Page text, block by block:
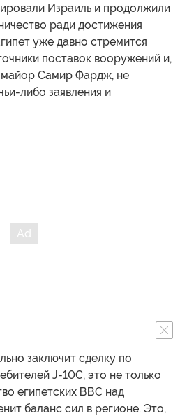
Израиль и продолжили
ради достижения
уже давно стремится
поставок вооружений и,
майор Самир Фардж, не
либо заявления и
заключит сделку по
J-10C, это не только
египетских ВВС над
баланс сил в регионе. Это,